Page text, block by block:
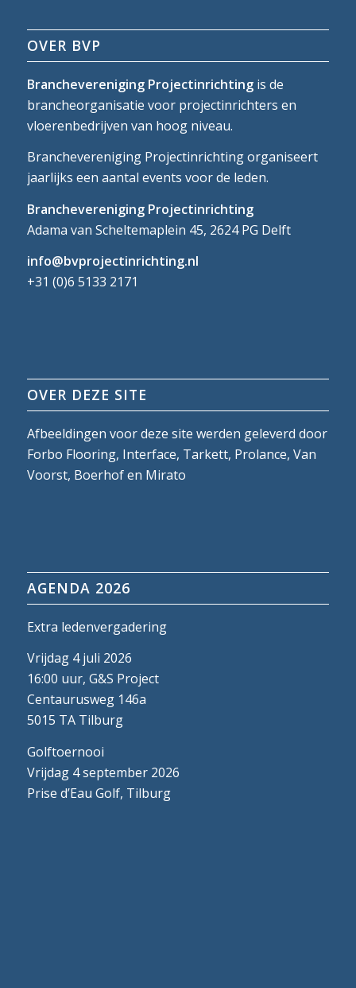
OVER BVP
Branchevereniging Projectinrichtingis de
brancheorganisatie voor projectinrichters en
vloerenbedrijven van hoog niveau.
Branchevereniging Projectinrichting organiseert
jaarlijks een aantal events voor de leden.
Branchevereniging Projectinrichting
Adama van Scheltemaplein 45, 2624 PG Delft
info@bvprojectinrichting.nl
+31 (0)6 5133 2171
OVER DEZE SITE
Afbeeldingen voor deze site werden geleverd door
Forbo Flooring, Interface, Tarkett, Prolance, Van
Voorst, Boerhof en Mirato
AGENDA 2026
Extra ledenvergadering
Vrijdag 4 juli 2026
16:00 uur, G&S Project
Centaurusweg 146a
5015 TA Tilburg
Golftoernooi
Vrijdag 4 september 2026
Prise d’Eau Golf, Tilburg